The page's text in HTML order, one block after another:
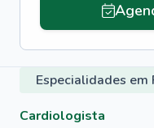
Especialidades em
Cardiologista